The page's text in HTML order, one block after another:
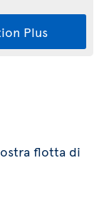
Plus
flotta di